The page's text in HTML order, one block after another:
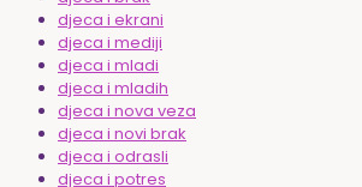
djeca i ekrani
djeca i mediji
djeca i mladi
djeca i mladih
djeca i nova veza
djeca i novi brak
djeca i odrasli
djeca i potres